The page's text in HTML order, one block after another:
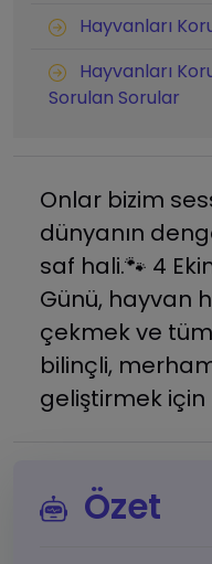
Hayvanları
Hayvanları
Sorulan Sorular
Onlar bizim
dünyanın
saf hali.🐾 4
Günü, hayvan
çekmek ve
bilinçli,
geliştirmek için
Özet